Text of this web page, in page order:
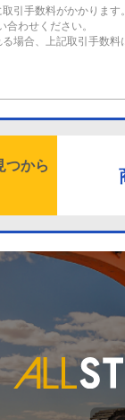
引手数料がかかります
わせください。
場合、上記取引手数料
つから